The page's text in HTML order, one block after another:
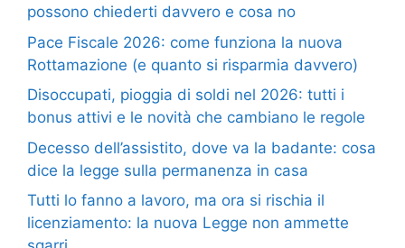
possono chiederti davvero e cosa no
Pace Fiscale 2026: come funziona la nuova
Rottamazione (e quanto si risparmia davvero)
Disoccupati, pioggia di soldi nel 2026: tutti i
bonus attivi e le novità che cambiano le regole
Decesso dell’assistito, dove va la badante: cosa
dice la legge sulla permanenza in casa
Tutti lo fanno a lavoro, ma ora si rischia il
licenziamento: la nuova Legge non ammette